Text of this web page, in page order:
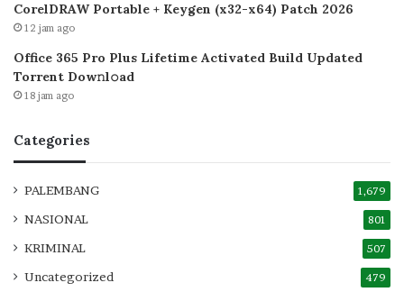
CorelDRAW Portable + Keygen (x32-x64) Patch 2026
12 jam ago
Office 365 Pro Plus Lifetime Activated Build Updated
Torrent Dow𝚗l𝚘аd
18 jam ago
Categories
PALEMBANG 1,679
NASIONAL 801
KRIMINAL 507
Uncategorized 479